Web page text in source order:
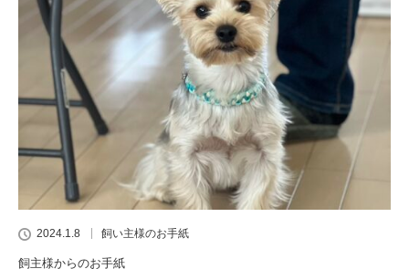
2024.1.8 飼い主様のお手紙
飼主様からのお手紙